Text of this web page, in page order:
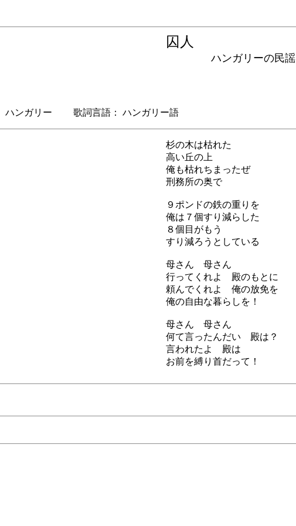
囚人
ハンガリーの民謡
ハンガリー 歌詞言語： ハンガリー語
杉の木は枯れた
高い丘の上
俺も枯れちまったぜ
刑務所の奥で
９ポンドの鉄の重りを
俺は７個すり減らした
８個目がもう
すり減ろうとしている
母さん 母さん
行ってくれよ 殿のもとに
頼んでくれよ 俺の放免を
俺の自由な暮らしを！
母さん 母さん
何て言ったんだい 殿は？
言われたよ 殿は
お前を縛り首だって！